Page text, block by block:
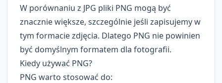
W porównaniu z JPG pliki PNG mogą być
znacznie większe, szczególnie jeśli zapisujemy w
tym formacie zdjęcia. Dlatego PNG nie powinien
być domyślnym formatem dla fotografii.
Kiedy używać PNG?
PNG warto stosować do: